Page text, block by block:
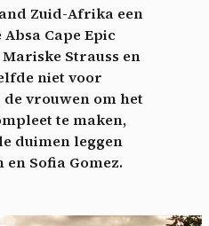
Zuid-Afrika een
Cape Epic
Strauss en
niet voor
vrouwen om het
te maken,
duimen leggen
Sofia Gomez.